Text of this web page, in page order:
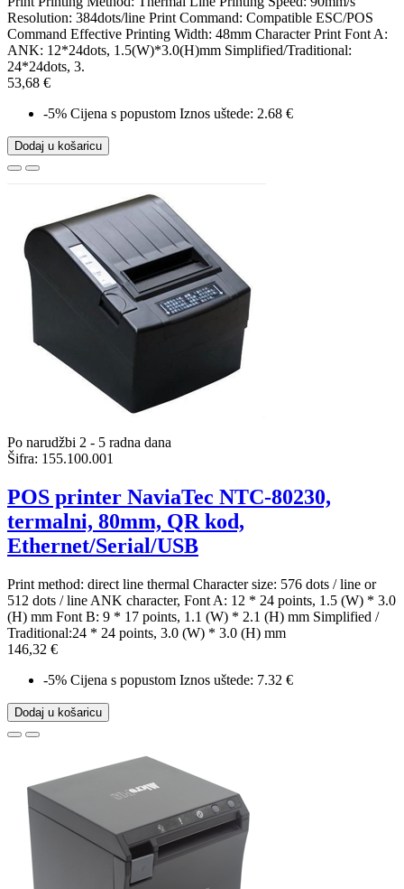
Resolution: 384dots/line Print Command: Compatible ESC/POS
Command Effective Printing Width: 48mm Character Print Font A:
ANK: 12*24dots, 1.5(W)*3.0(H)mm Simplified/Traditional:
24*24dots, 3.
53,68 €
-5% Cijena s popustom Iznos uštede: 2.68 €
Dodaj u košaricu
Po narudžbi 2 - 5 radna dana
Šifra: 155.100.001
POS printer NaviaTec NTC-80230,
termalni, 80mm, QR kod,
Ethernet/Serial/USB
Print method: direct line thermal Character size: 576 dots / line or
512 dots / line ANK character, Font A: 12 * 24 points, 1.5 (W) * 3.0
(H) mm Font B: 9 * 17 points, 1.1 (W) * 2.1 (H) mm Simplified /
Traditional:24 * 24 points, 3.0 (W) * 3.0 (H) mm
146,32 €
-5% Cijena s popustom Iznos uštede: 7.32 €
Dodaj u košaricu